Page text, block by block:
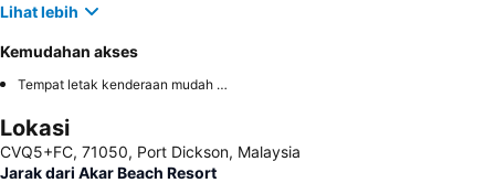
Lihat lebih
Kemudahan akses
Tempat letak kenderaan mudah diakses
Lokasi
CVQ5+FC, 71050, Port Dickson, Malaysia
Jarak dari Akar Beach Resort